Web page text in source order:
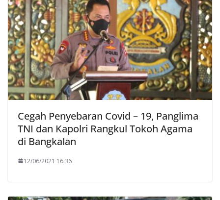
Cegah Penyebaran Covid – 19, Panglima
TNI dan Kapolri Rangkul Tokoh Agama
di Bangkalan
12/06/2021 16:36